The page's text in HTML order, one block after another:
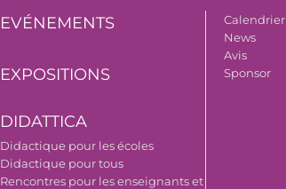
EVÉNEMENTS
EXPOSITIONS
DIDATTICA
Didactique pour les écoles
Didactique pour tous
Rencontres pour les enseignants et
Calendrier
News
Avis
Sponsor